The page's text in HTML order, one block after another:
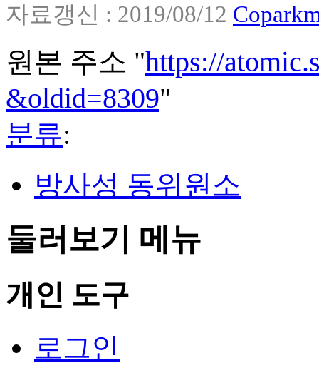
자료갱신 : 2019/08/12
원본 주소 "https://
&oldid=8309"
분류:
방사성 동위원소
둘러보기 메뉴
개인 도구
로그인